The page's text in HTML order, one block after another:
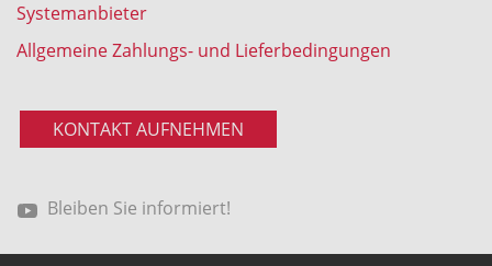
Systemanbieter
Allgemeine Zahlungs- und Lieferbedingungen
KONTAKT AUFNEHMEN
Bleiben Sie informiert!